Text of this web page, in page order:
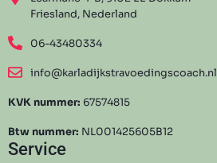
Friesland, Nederland
06-43480334
info@karladijkstravoedingscoach.nl
KVK nummer: 67574815
Btw nummer: NL001425605B12
Service